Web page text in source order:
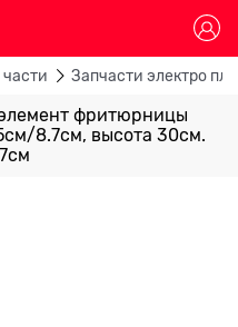
Запчасти электро
фритюрницы
8.7см, высота 30см.